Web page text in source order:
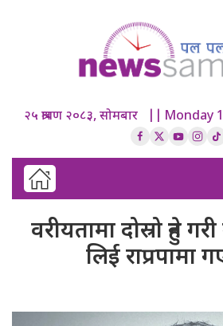
२५ श्रावण २०८३, सोमबार ||
वरीयतामा दोस्रो हुने
लिई राप्रपामा